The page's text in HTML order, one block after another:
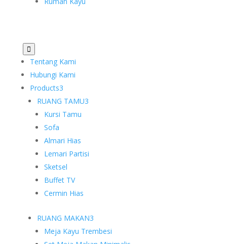

Tentang Kami
Hubungi Kami
Products3
RUANG TAMU3
Kursi Tamu
Sofa
Almari Hias
Lemari Partisi
Sketsel
Buffet TV
Cermin Hias
RUANG MAKAN3
Meja Kayu Trembesi